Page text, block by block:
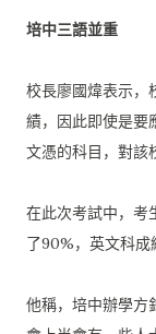
培中三語並重
校長廖國煒表示，
績，
因此即使是要
文憑的科目，對該
在此次考試中，考
了90%，英文科成
他稱，培中辦學方